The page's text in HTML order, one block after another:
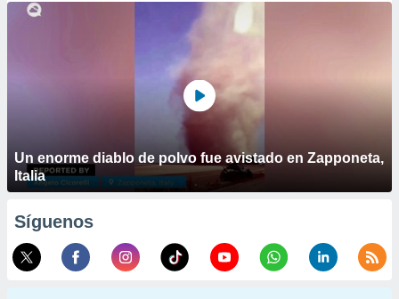
Un enorme diablo de polvo fue avistado en Zapponeta,
Italia
Síguenos